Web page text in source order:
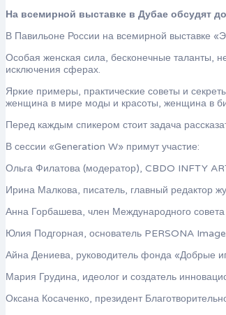
На всемирной выставке в Дубае обсудят
В Павильоне России на всемирной выставке
Особая женская сила, бесконечные таланты,
исключения сферах.
Яркие примеры, практические советы и
женщина в мире моды и красоты, женщина в
Перед каждым спикером стоит задача
В сессии «Generation W» примут участие:
Ольга Филатова (модератор), CBDO INFTY
Ирина Малкова, писатель, главный редактор
Анна Горбашева, член Международного
Юлия Подгорная, основатель PERSONA
Айна Дениева, руководитель фонда «Добрые
Мария Грудина, идеолог и создатель
Оксана Косаченко, президент